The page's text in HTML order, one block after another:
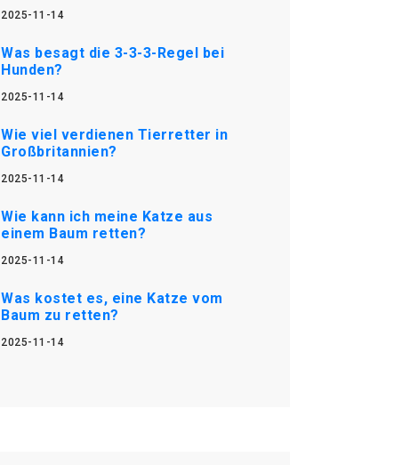
2025-11-14
Was besagt die 3-3-3-Regel bei
Hunden?
2025-11-14
Wie viel verdienen Tierretter in
Großbritannien?
2025-11-14
Wie kann ich meine Katze aus
einem Baum retten?
2025-11-14
Was kostet es, eine Katze vom
Baum zu retten?
2025-11-14